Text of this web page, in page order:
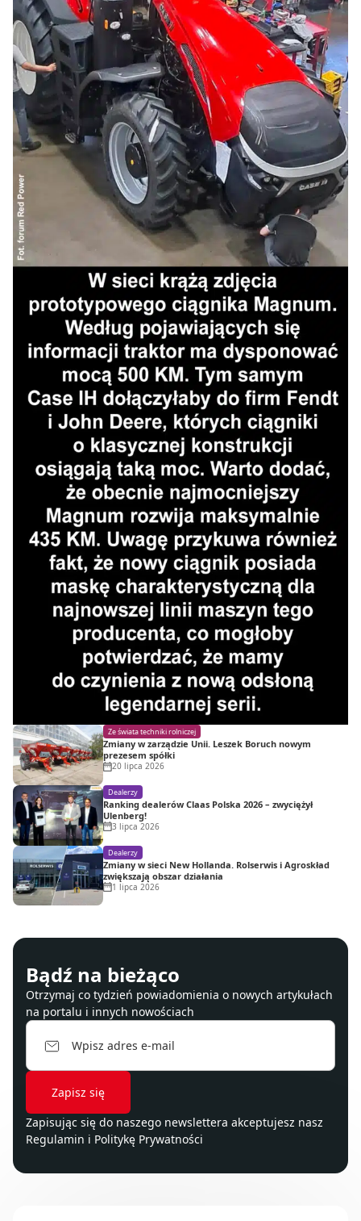
Ze świata techniki rolniczej
Zmiany w zarządzie Unii. Leszek Boruch nowym
prezesem spółki
20 lipca 2026
Dealerzy
Ranking dealerów Claas Polska 2026 – zwyciężył
Ulenberg!
3 lipca 2026
Dealerzy
Zmiany w sieci New Hollanda. Rolserwis i Agroskład
zwiększają obszar działania
1 lipca 2026
Bądź na bieżąco
Otrzymaj co tydzień powiadomienia o nowych artykułach
na portalu i innych nowościach
Zapisując się do naszego newslettera akceptujesz nasz
Regulamin i Politykę Prywatności